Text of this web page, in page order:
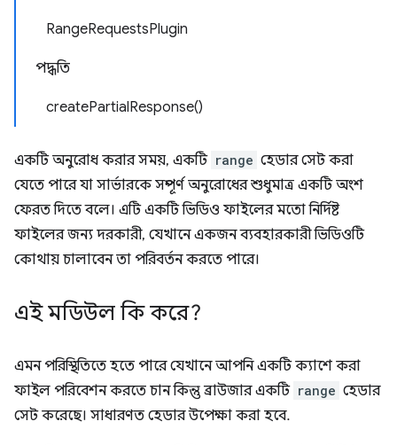
RangeRequestsPlugin
পদ্ধতি
createPartialResponse()
একটি অনুরোধ করার সময়, একটি range হেডার সেট করা
যেতে পারে যা সার্ভারকে সম্পূর্ণ অনুরোধের শুধুমাত্র একটি অংশ
ফেরত দিতে বলে। এটি একটি ভিডিও ফাইলের মতো নির্দিষ্ট
ফাইলের জন্য দরকারী, যেখানে একজন ব্যবহারকারী ভিডিওটি
কোথায় চালাবেন তা পরিবর্তন করতে পারে।
এই মডিউল কি করে?
এমন পরিস্থিতিতে হতে পারে যেখানে আপনি একটি ক্যাশে করা
ফাইল পরিবেশন করতে চান কিন্তু ব্রাউজার একটি range হেডার
সেট করেছে। সাধারণত হেডার উপেক্ষা করা হবে.